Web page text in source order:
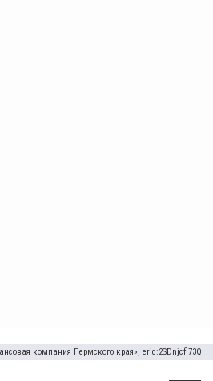
компания Пермского края», erid:2SDnjcfi73Q